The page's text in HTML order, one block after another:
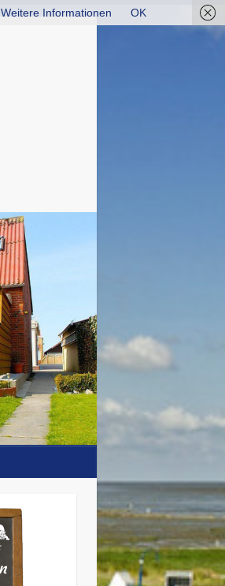
Weitere Informationen OK